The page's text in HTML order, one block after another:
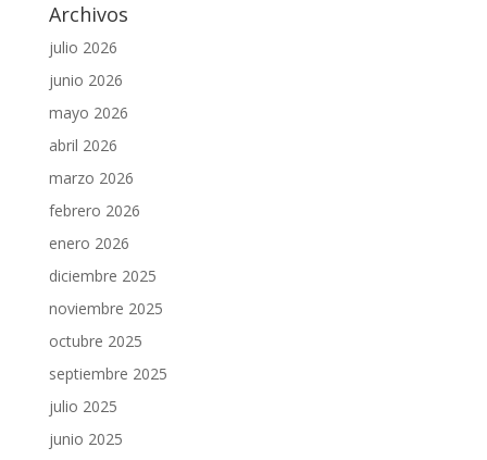
Archivos
julio 2026
junio 2026
mayo 2026
abril 2026
marzo 2026
febrero 2026
enero 2026
diciembre 2025
noviembre 2025
octubre 2025
septiembre 2025
julio 2025
junio 2025